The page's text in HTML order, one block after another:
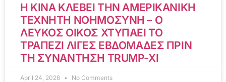
Η ΚΙΝΑ ΚΛΕΒΕΙ ΤΗΝ ΑΜΕΡΙΚΑΝΙΚΗ
ΤΕΧΝΗΤΗ ΝΟΗΜΟΣΥΝΗ – Ο
ΛΕΥΚΟΣ ΟΙΚΟΣ ΧΤΥΠΑΕΙ ΤΟ
ΤΡΑΠΕΖΙ ΛΙΓΕΣ ΕΒΔΟΜΑΔΕΣ ΠΡΙΝ
ΤΗ ΣΥΝΑΝΤΗΣΗ TRUMP-XI
April 24, 2026 No Comments